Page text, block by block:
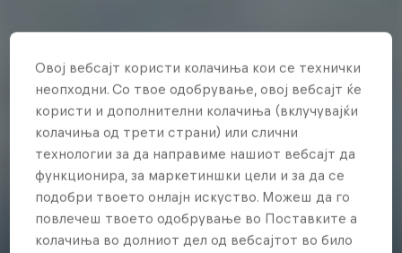
Овој вебсајт користи колачиња кои се технички
неопходни. Со твое одобрување, овој вебсајт ќе
користи и дополнителни колачиња (вклучувајќи
колачиња од трети страни) или слични
технологии за да направиме нашиот вебсајт да
функционира, за маркетиншки цели и за да се
подобри твоето онлајн искуство. Можеш да го
повлечеш твоето одобрување во Поставките а
колачиња во долниот дел од вебсајтот во било